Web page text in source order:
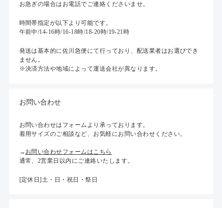
お急ぎの場合はお電話でご連絡くださいませ。
時間帯指定が以下より可能です。
午前中/14-16時/16-18時/18-20時/19-21時
発送は基本的に佐川急便にて行っており、配送業者はお選びでき
ません。
※決済方法や地域によって運送会社が異なります。
お問い合わせ
お問い合わせはフォームより承っております。
着用サイズのご相談など、お気軽にお問い合わせください。
→ お問い合わせフォームはこちら
通常、2営業日以内にご連絡いたします。
[定休日]土・日・祝日・祭日